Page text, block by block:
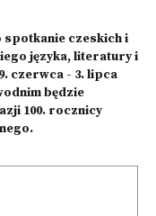
spotkanie czeskich i
języka, literatury i
czerwca - 3. lipca
będzie
100. rocznicy